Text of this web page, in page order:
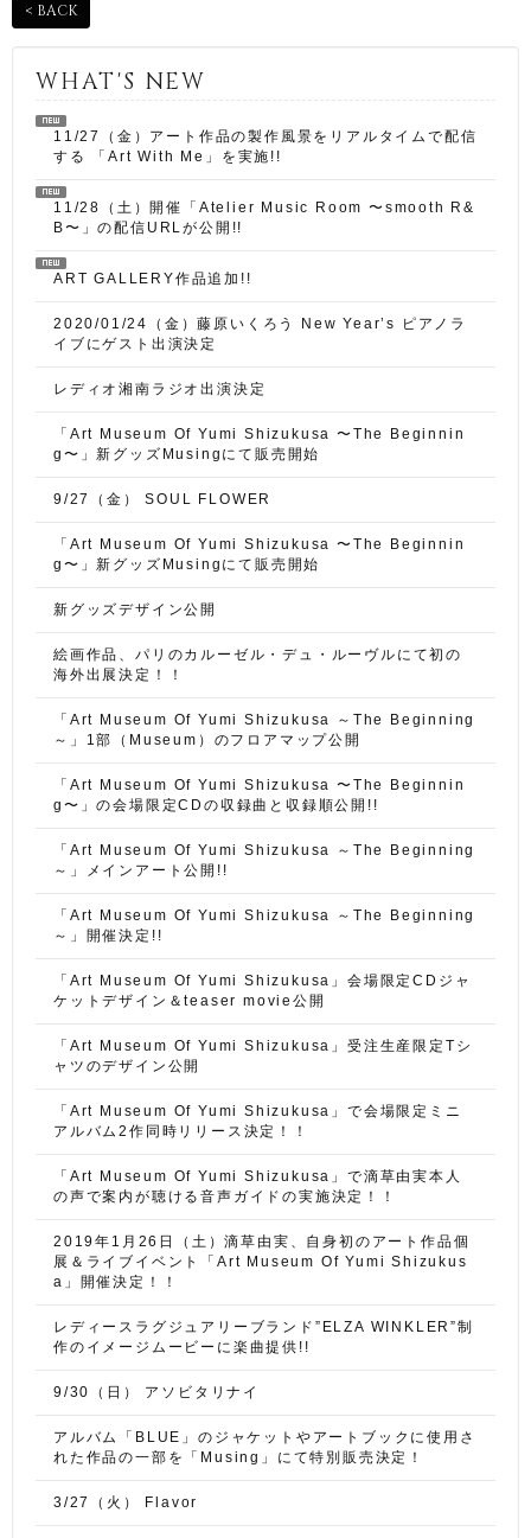
< BACK
WHAT'S NEW
11/27（金）アート作品の製作風景をリアルタイムで配信
する 「Art With Me」を実施!!
11/28（土）開催「Atelier Music Room 〜smooth R&
B〜」の配信URLが公開!!
ART GALLERY作品追加!!
2020/01/24（金）藤原いくろう New Year’s ピアノラ
イブにゲスト出演決定
レディオ湘南ラジオ出演決定
「Art Museum Of Yumi Shizukusa 〜The Beginnin
g〜」新グッズMusingにて販売開始
9/27（金） SOUL FLOWER
「Art Museum Of Yumi Shizukusa 〜The Beginnin
g〜」新グッズMusingにて販売開始
新グッズデザイン公開
絵画作品、パリのカルーゼル・デュ・ルーヴルにて初の
海外出展決定！！
「Art Museum Of Yumi Shizukusa ～The Beginning
～」1部（Museum）のフロアマップ公開
「Art Museum Of Yumi Shizukusa 〜The Beginnin
g〜」の会場限定CDの収録曲と収録順公開!!
「Art Museum Of Yumi Shizukusa ～The Beginning
～」メインアート公開!!
「Art Museum Of Yumi Shizukusa ～The Beginning
～」開催決定!!
「Art Museum Of Yumi Shizukusa」会場限定CDジャ
ケットデザイン＆teaser movie公開
「Art Museum Of Yumi Shizukusa」受注生産限定Tシ
ャツのデザイン公開
「Art Museum Of Yumi Shizukusa」で会場限定ミニ
アルバム2作同時リリース決定！！
「Art Museum Of Yumi Shizukusa」で滴草由実本人
の声で案内が聴ける音声ガイドの実施決定！！
2019年1月26日（土）滴草由実、自身初のアート作品個
展＆ライブイベント「Art Museum Of Yumi Shizukus
a」開催決定！！
レディースラグジュアリーブランド”ELZA WINKLER”制
作のイメージムービーに楽曲提供!!
9/30（日） アソビタリナイ
アルバム「BLUE」のジャケットやアートブックに使用さ
れた作品の一部を「Musing」にて特別販売決定！
3/27（火） Flavor